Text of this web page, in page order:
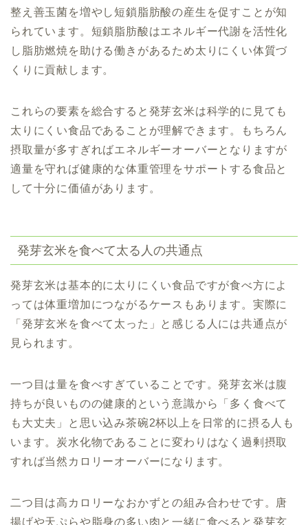
整え善玉菌を増やし短鎖脂肪酸の産生を促すことが知
られています。短鎖脂肪酸はエネルギー代謝を活性化
し脂肪燃焼を助ける働きがあるため太りにくい体質づ
くりに貢献します。
これらの要素を総合すると発芽玄米は科学的に見ても
太りにくい食品であることが理解できます。もちろん
摂取量が多すぎればエネルギーオーバーとなりますが
適量を守れば健康的な体重管理をサポートする食品と
して十分に価値があります。
発芽玄米を食べて太る人の共通点
発芽玄米は基本的に太りにくい食品ですが食べ方によ
っては体重増加につながるケースもあります。実際に
「発芽玄米を食べて太った」と感じる人には共通点が
見られます。
一つ目は量を食べすぎていることです。発芽玄米は腹
持ちが良いものの健康的という意識から「多く食べて
も大丈夫」と思い込み茶碗2杯以上を日常的に摂る人も
います。炭水化物であることに変わりはなく過剰摂取
すれば当然カロリーオーバーになります。
二つ目は高カロリーなおかずとの組み合わせです。唐
揚げや天ぷらや脂身の多い肉と一緒に食べると発芽玄